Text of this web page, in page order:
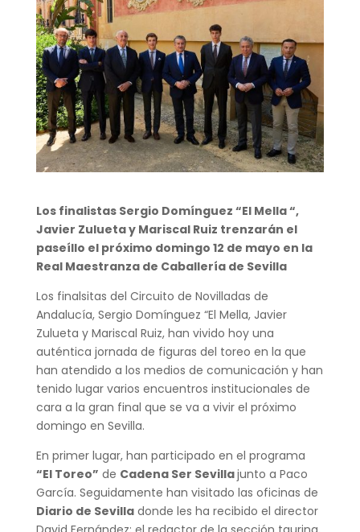
Los finalistas Sergio Domínguez “El Mella “,
Javier Zulueta y Mariscal Ruiz trenzarán el
paseíllo el próximo domingo 12 de mayo en la
Real Maestranza de Caballería de Sevilla
Los finalsitas del Circuito de Novilladas de
Andalucía, Sergio Domínguez “El Mella, Javier
Zulueta y Mariscal Ruiz, han vivido hoy una
auténtica jornada de figuras del toreo en la que
han atendido a los medios de comunicación y han
tenido lugar varios encuentros institucionales de
cara a la gran final que se va a vivir el próximo
domingo en Sevilla.
En primer lugar, han participado en el programa
“El Toreo” de Cadena Ser Sevillajunto a Paco
García. Seguidamente han visitado las oficinas de
Diario de Sevilladonde les ha recibido el director